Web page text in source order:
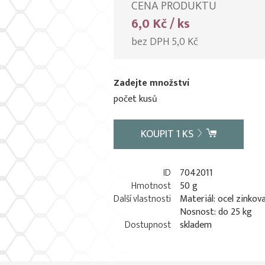
CENA PRODUKTU
6,0 Kč / ks
bez DPH 5,0 Kč
Zadejte množství
počet kusů
KOUPIT1 KS
ID
7042011
Hmotnost 50 g
Další vlastnosti
Materiál: ocel
Nosnost: do 25 kg
Dostupnost skladem